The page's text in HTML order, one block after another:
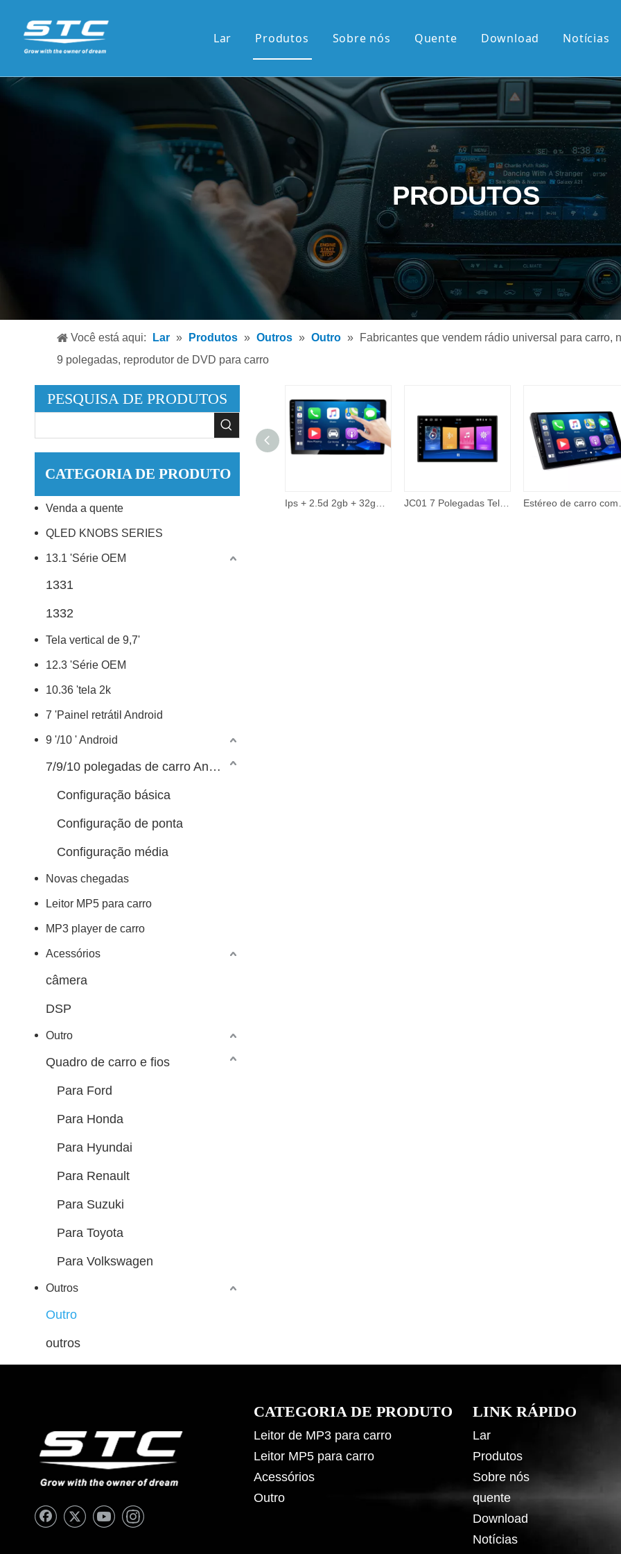
Lar Produtos
13.1'Série OEM
12.3'Série OEM
Tela de 10,36'2K
Tela vertical de 9,7'
7'painel retrátil Android
9'/10'android
Novas chegadas
Leitor de MP3 para carro
Sobre nós Quente Download Notícias
PRODUTOS
Você está aqui: Lar » Produtos » Outros » Outro »
Fabricantes que vendem rádio universal para
9 polegadas, reprodutor de DVD para carro
PESQUISA DE PRODUTOS
CATEGORIA DE PRODUTO
Venda a quente
QLED KNOBS SERIES
13.1 'Série OEM
1331
1332
Tela vertical de 9,7'
12.3 'Série OEM
10.36 'tela 2k
7 'Painel retrátil Android
9 '/10 ' Android
7/9/10 polegadas de carro Android Player
Configuração básica
Configuração de ponta
Configuração média
Novas chegadas
Leitor MP5 para carro
MP3 player de carro
Acessórios
câmera
DSP
Outro
Quadro de carro e fios
Para Ford
Para Honda
Para Hyundai
Para Renault
Para Suzuki
Para Toyota
Para Volkswagen
Outros
Outro
outros
CATEGORIA DE PRODUTO
Leitor de MP3 para carro
Leitor MP5 para carro
Acessórios
Outro
LINK RÁPIDO
Lar
Produtos
Sobre nós
quente
Download
Notícias